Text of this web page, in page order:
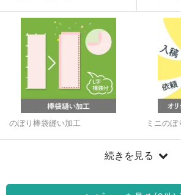
のぼり棒袋縫い加工 ミニのぼ
続きを見る